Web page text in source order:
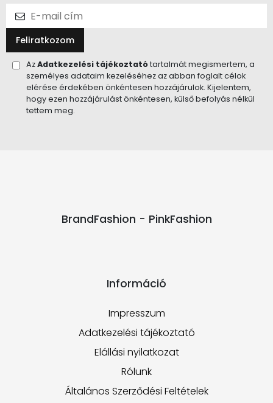
Feliratkozom
AzAdatkezelési tájékoztatótartalmát megismertem, a
személyes adataim kezeléséhez az abban foglalt célok
elérése érdekében önkéntesen hozzájárulok. Kijelentem,
hogy ezen hozzájárulást önkéntesen, külső befolyás nélkül
tettem meg.
BrandFashion - PinkFashion
Információ
Impresszum
Adatkezelési tájékoztató
Elállási nyilatkozat
Rólunk
Általános Szerződési Feltételek